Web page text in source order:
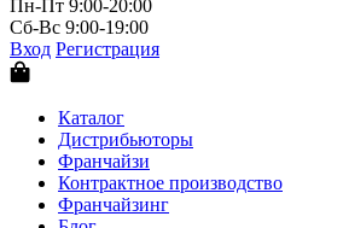
Пн-Пт 9:00-20:00
Сб-Вс 9:00-19:00
Вход Регистрация
Каталог
Дистрибьюторы
Франчайзи
Контрактное производство
Франчайзинг